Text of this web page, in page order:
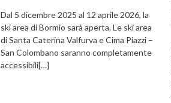
Dal 5 dicembre 2025 al 12 aprile 2026, la
ski area di Bormio sarà aperta. Le ski area
di Santa Caterina Valfurva e Cima Piazzi –
San Colombano saranno completamente
accessibili[…]